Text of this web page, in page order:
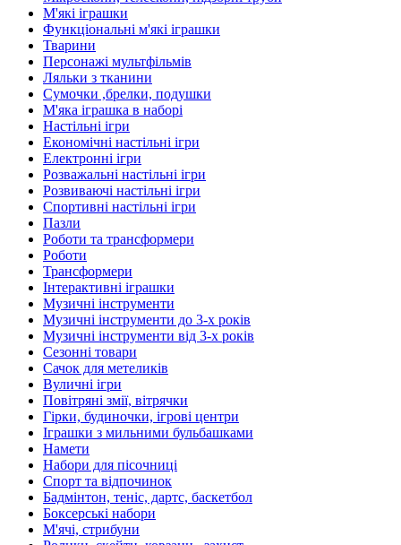
М'які іграшки
Функціональні м'які іграшки
Тварини
Персонажі мультфільмів
Ляльки з тканини
Сумочки ,брелки, подушки
М'яка іграшка в наборі
Настільні ігри
Економічні настільні ігри
Електронні ігри
Розважальні настільні ігри
Розвиваючі настільні ігри
Спортивні настільні ігри
Пазли
Роботи та трансформери
Роботи
Трансформери
Інтерактивні іграшки
Музичні інструменти
Музичні інструменти до 3-х років
Музичні інструменти від 3-х років
Сезонні товари
Сачок для метеликів
Вуличні ігри
Повітряні змії, вітрячки
Гірки, будиночки, ігрові центри
Іграшки з мильними бульбашками
Намети
Набори для пісочниці
Спорт та відпочинок
Бадмінтон, теніс, дартс, баскетбол
Боксерські набори
М'ячі, стрибуни